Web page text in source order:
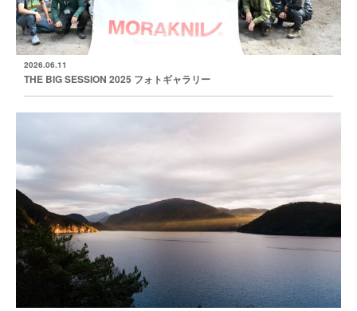
2026.06.11
THE BIG SESSION 2025 フォトギャラリー